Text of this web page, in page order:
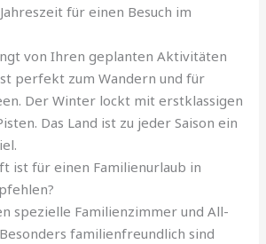
für einen Besuch im
von Ihren geplanten Aktivitäten
perfekt zum Wandern und für
Der Winter lockt mit erstklassigen
Das Land ist zu jeder Saison ein
ist für einen Familienurlaub in
spezielle Familienzimmer und All-
familienfreundlich sind